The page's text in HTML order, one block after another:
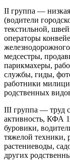
II группа —
(водители
текстильной,
операторы
медсестры,
парикмахеры,
службы, гиды,
работники
родственных
III группа — труд
активность, КФА
буровики,
тяжелой техники,
растениеводы,
других